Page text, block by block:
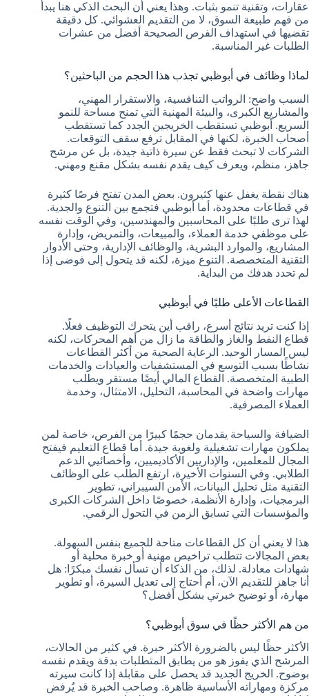
عقارات، وتقنية تنمو بثبات. وهذا يعني أن البحث الذكي هنا يبدأ
من فهم طبيعة السوق، لا من التقديم العشوائي. كل دقيقة
تقضيها في استهداف الفرص الصحيحة أفضل من عشرات
الطلبات غير المناسبة.
لماذا وظائف في أبوظبي تجذب هذا الحجم من الباحثين؟
السبب واضح: الرواتب التنافسية، والاستقرار المهني،
والمشاريع الكبرى، والبيئة المهنية التي تمنح مساحة للنمو
السريع. أبوظبي تستقطب الخريجين الجدد كما تستقطب
أصحاب الخبرة، لكنها في المقابل ترفع سقف التوقعات.
الشركات لا تبحث فقط عن سيرة ذاتية جيدة، بل عن مرشح
جاهز، منظم، ويعرف كيف يقدم نفسه بشكل مقنع ومهني.
هناك نقطة يغفل عنها كثيرون. بعض المدن تفتح فرصًا كثيرة
في قطاعات محدودة، أما أبوظبي فتجمع بين التنوع والجدية.
لهذا ترى طلبًا على المحاسبين والمهندسين، وفي الوقت نفسه
على موظفي خدمة العملاء، والمبيعات، والتمريض، وإدارة
المشاريع، والموارد البشرية، والوظائف الإدارية، وحتى الأدوار
التقنية المتخصصة. التنوع ميزة، لكنه قد يتحول إلى فوضى إذا
لم تحدد هدفك من البداية.
القطاعات الأعلى طلبًا في أبوظبي
إذا كنت تريد نتائج أسرع، راقب أين يتحرك التوظيف فعلًا.
قطاع النفط والغاز والطاقة ما زال من أهم المحركات، لكنه
ليس المسار الوحيد. الرعاية الصحية من أكثر القطاعات
نشاطًا بسبب التوسع في المستشفيات والعيادات والخدمات
الطبية المتخصصة. القطاع المالي أيضًا مستقر ويطلب
مهارات واضحة في المحاسبة، التحليل، الامتثال، وخدمة
العملاء المصرفية.
الضيافة والسياحة يقدمان حجمًا كبيرًا من الفرص، خاصة لمن
يملكون مهارات تشغيلية ولغوية جيدة. أما قطاع التعليم فيفتح
المجال للمعلمين، والإداريين الأكاديميين، وأخصائيي الدعم
الطلابي. وفي السنوات الأخيرة، ارتفع الطلب على الوظائف
التقنية مثل تحليل البيانات، الأمن السيبراني، تطوير
البرمجيات، وإدارة الأنظمة، خصوصًا داخل الشركات الكبرى
والمؤسسات التي تسابق الزمن في التحول الرقمي.
هذا لا يعني أن كل القطاعات متاحة للجميع بنفس السهولة.
بعض المجالات تتطلب تراخيص مهنية أو خبرة محلية أو
شهادات معادلة. لذلك، من الذكاء أن تسأل نفسك مبكرًا: هل
أنا جاهز للتقديم الآن، أم أحتاج إلى تعديل السيرة، أو تطوير
مهارة، أو توضيح خبرتي بشكل أفضل؟
من هم الأكثر حظًا في سوق أبوظبي؟
الأكثر حظًا ليس بالضرورة الأكثر خبرة. في كثير من الحالات،
المرشح الذي يفوز هو من يطابق المتطلبات بدقة ويقدم نفسه
بوضوح. الخريج الجديد قد يحصل على مقابلة إذا كانت سيرته
مركزة ومهاراته الأساسية ظاهرة. وصاحب الخبرة قد يُرفض